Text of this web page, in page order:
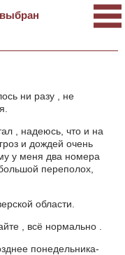
ни разу , не
, надеюсь, что и на
и дождей очень
у меня два номера
переполох,
области.
, всё нормально .
понедельника-